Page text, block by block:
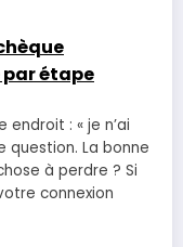
étape
: « je n’ai
question. La bonne
à perdre ? Si
connexion